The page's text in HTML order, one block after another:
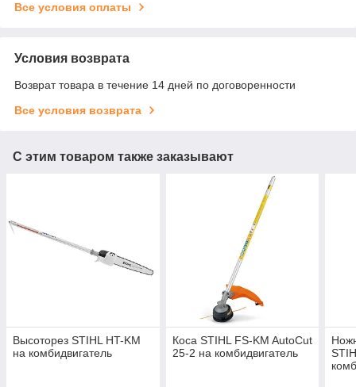
Все условия оплаты
Условия возврата
Возврат товара в течение 14 дней по договоренности
Все условия возврата
С этим товаром также заказывают
Высоторез STIHL HT-KM
на комбидвигатель
Коса STIHL FS-KM AutoCut
25-2 на комбидвигатель